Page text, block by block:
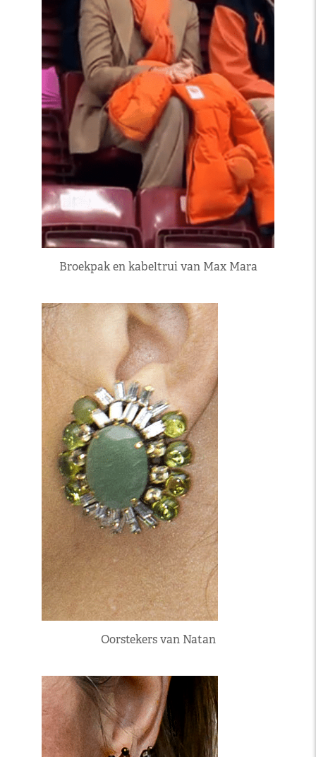
Broekpak en kabeltrui van Max Mara
Oorstekers van Natan